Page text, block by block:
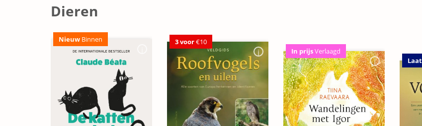
Dieren
Nieuw Binnen 3 voor€10
In prijsVerlaagd